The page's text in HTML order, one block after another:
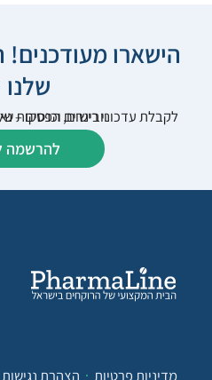
הישארו מעודכנים!
לקבלת עדכוני רישום, הפסקות שיווק, כתבות תוכן
להרשמה
מדיניות פרטיות
הצהרת נגישות